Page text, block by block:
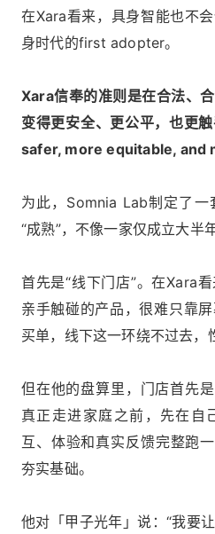
在Xara看来，具身智能也不
身时代的first adopter。
Xara信奉的准则是在合法、
变得更安全、更公平，也更
safer, more equitable, and
为此，Somnia Lab制定了
“成熟”，不像一家仅成立大半
首先是“线下门店”。在Xara
亲手触碰的产品，很难只靠
买单，线下这一环绕不过去，
但在他的盘算里，门店首先
真正走进家庭之前，先在自
互、体验和真实反馈完整跑
夯实基础。
他对「甲子光年」说：“我要